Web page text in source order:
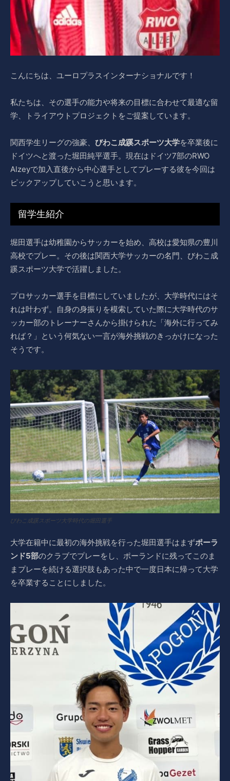
こんにちは、ユーロプラスインターナショナルです！
私たちは、その選手の能力や将来の目標に合わせて最適な留
学、トライアウトプロジェクトをご提案しています。
関西学生リーグの強豪、 びわこ成蹊スポーツ大学を卒業後に
ドイツへと渡った堀田純平選手。現在はドイツ7部のRWO
Alzeyで加入直後から中心選手としてプレーする彼を今回は
ピックアップしていこうと思います。
留学生紹介
堀田選手は幼稚園からサッカーを始め、高校は愛知県の豊川
高校でプレー。その後は関西大学サッカーの名門、びわこ成
蹊スポーツ大学で活躍しました。
プロサッカー選手を目標にしていましたが、大学時代にはそ
れは叶わず。自身の身振りを模索していた際に大学時代のサ
ッカー部のトレーナーさんから掛けられた「海外に行ってみ
れば？」という何気ない一言が海外挑戦のきっかけになった
そうです。
びわこ成蹊スポーツ大学時代の堀田選手
大学在籍中に最初の海外挑戦を行った堀田選手はまずポーラ
ンド5部のクラブでプレーをし、ポーランドに残ってこのま
まプレーを続ける選択肢もあった中で一度日本に帰って大学
を卒業することにしました。